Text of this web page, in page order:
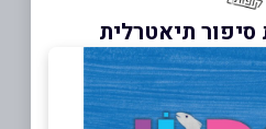
תיאטרלית